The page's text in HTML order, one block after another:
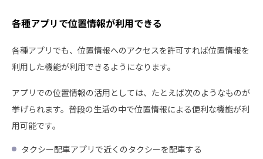
各種アプリで位置情報が利用できる
各種アプリでも、位置情報へのアクセスを許可すれば位置情報を
利用した機能が利用できるようになります。
アプリでの位置情報の活用としては、たとえば次のようなものが
挙げられます。普段の生活の中で位置情報による便利な機能が利
用可能です。
タクシー配車アプリで近くのタクシーを配車する